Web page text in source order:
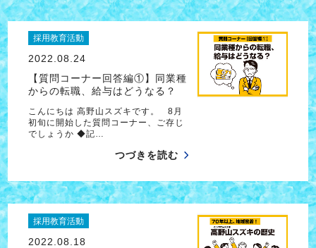
採用教育活動
2022.08.24
【質問コーナー回答編①】同業種
からの転職、給与はどうなる？
こんにちは 高野山スズキです。 8月
初旬に開始した質問コーナー、ご存じ
でしょうか ◆記…
つづきを読む
採用教育活動
2022.08.18